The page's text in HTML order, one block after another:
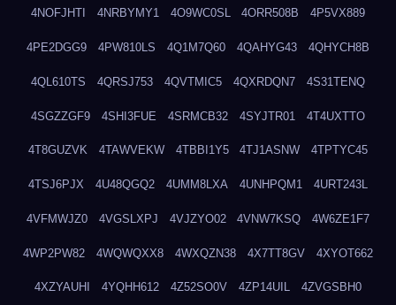
4NOFJHTI 4NRBYMY1 4O9WC0SL 4ORR508B 4P5VX889
4PE2DGG9 4PW810LS 4Q1M7Q60 4QAHYG43 4QHYCH8B
4QL610TS 4QRSJ753 4QVTMIC5 4QXRDQN7 4S31TENQ
4SGZZGF9 4SHI3FUE 4SRMCB32 4SYJTR01 4T4UXTTO
4T8GUZVK 4TAWVEKW 4TBBI1Y5 4TJ1ASNW 4TPTYC45
4TSJ6PJX 4U48QGQ2 4UMM8LXA 4UNHPQM1 4URT243L
4VFMWJZ0 4VGSLXPJ 4VJZYO02 4VNW7KSQ 4W6ZE1F7
4WP2PW82 4WQWQXX8 4WXQZN38 4X7TT8GV 4XYOT662
4XZYAUHI 4YQHH612 4Z52SO0V 4ZP14UIL 4ZVGSBH0